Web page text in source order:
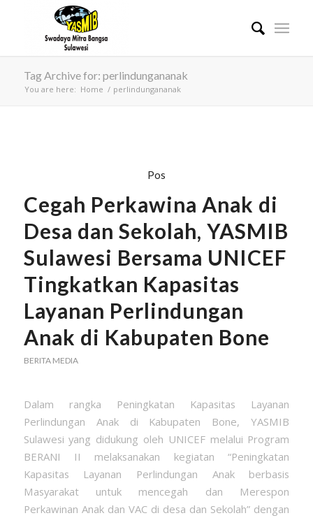
Tag Archive for: perlindungananak
You are here: Home / perlindungananak
Pos
Cegah Perkawina Anak di
Desa dan Sekolah, YASMIB
Sulawesi Bersama UNICEF
Tingkatkan Kapasitas
Layanan Perlindungan
Anak di Kabupaten Bone
BERITA MEDIA
Dalam rangka Peningkatan Kapasitas Layanan
Perlindungan Anak di Kabupaten Bone, YASMIB
Sulawesi yang didukung oleh UNICEF melalui Program
BERANI II melaksanakan kegiatan “Peningkatan
Kapasitas Layanan Perlindungan Anak berbasis
Masyarakat untuk mencegah dan Merespon
Perkawinan Anak dan VAC di desa dan Sekolah” dengan